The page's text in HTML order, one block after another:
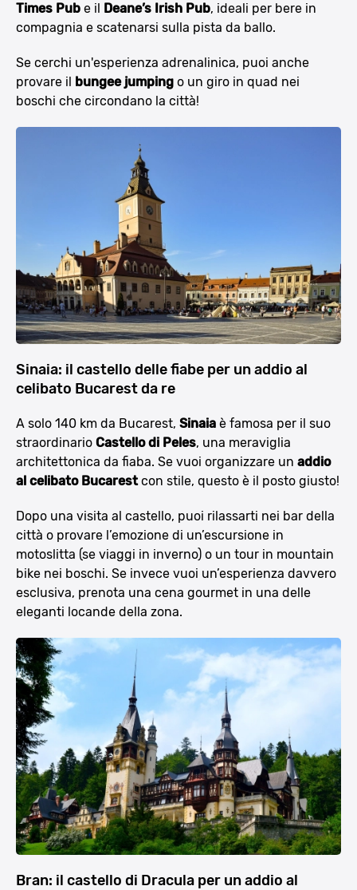
Times Pub e il Deane’s Irish Pub, ideali per bere in
compagnia e scatenarsi sulla pista da ballo.
Se cerchi un'esperienza adrenalinica, puoi anche
provare il bungee jumping o un giro in quad nei
boschi che circondano la città!
Sinaia: il castello delle fiabe per un addio al
celibato Bucarest da re
A solo 140 km da Bucarest, Sinaia è famosa per il suo
straordinario Castello di Peles, una meraviglia
architettonica da fiaba. Se vuoi organizzare un addio
al celibato Bucarestcon stile, questo è il posto giusto!
Dopo una visita al castello, puoi rilassarti nei bar della
città o provare l’emozione di un’escursione in
motoslitta (se viaggi in inverno) o un tour in mountain
bike nei boschi. Se invece vuoi un’esperienza davvero
esclusiva, prenota una cena gourmet in una delle
eleganti locande della zona.
Bran: il castello di Dracula per un addio al